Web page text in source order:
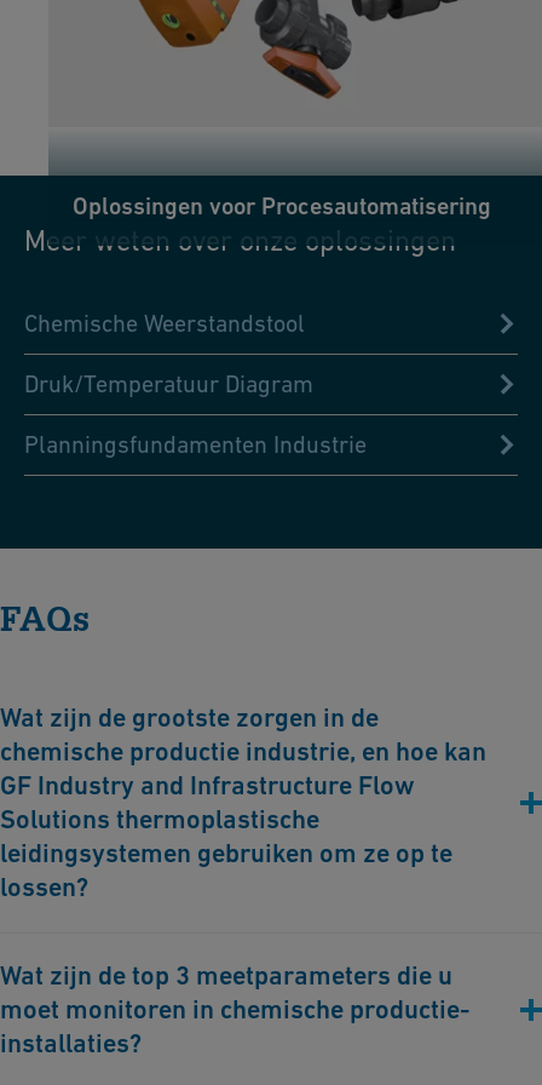
Oplossingen voor Procesautomatisering
Meer weten over onze oplossingen
Chemische Weerstandstool
Druk/Temperatuur Diagram
Planningsfundamenten Industrie
FAQs
Wat zijn de grootste zorgen in de
chemische productie industrie, en hoe kan
GF Industry and Infrastructure Flow
Solutions thermoplastische
leidingsystemen gebruiken om ze op te
lossen?
omvatten corrosie, lekkage, operationele inefficiënties en
veiligheidsrisico's. We kunnen helpen bij het aanpakken van
deze problemen met onze thermoplastische leidingsystemen.
Wat zijn de top 3 meetparameters die u
moet monitoren in chemische productie-
installaties?